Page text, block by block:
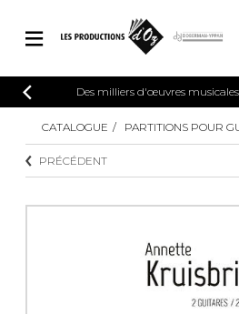
CATALOGUE
Explorez notre catalogue de
riche en œuvres originales et en
arrangements de qualité.
PARTITIONS POUR GUITARE
Des milliers d'œuvres
CATALOGUE PARTITIONS POUR
PRÉCÉDENT